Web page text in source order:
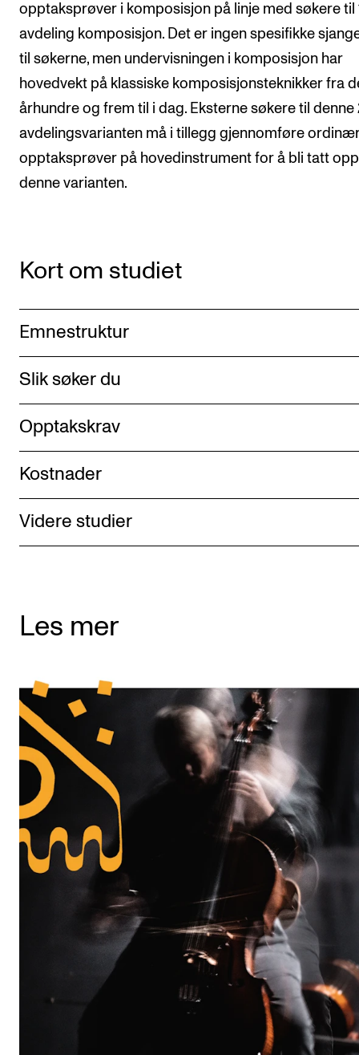
AKTUELT
Arrangementer og konserter
Nyheter og historier
Ledige stillinger
INFO
Finn ansatte
opptaksprøver i komposisjon på linje med søkere til
avdeling komposisjon. Det er ingen spesifikke
til søkerne, men undervisningen i komposisjon har
hovedvekt på klassiske komposisjonsteknikker fra
århundre og frem til i dag. Eksterne søkere til denne
avdelingsvarianten må i tillegg gjennomføre
opptaksprøver på hovedinstrument for å bli tatt
denne varianten.
Kort om studiet
Emnestruktur
Slik søker du
Opptakskrav
Kostnader
Videre studier
Les mer